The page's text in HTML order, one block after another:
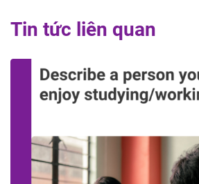
Tin tức liên quan